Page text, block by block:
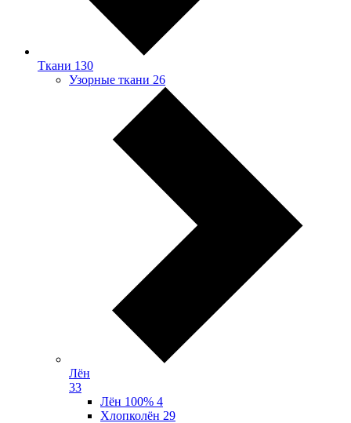
Ткани 130
Узорные ткани 26
Лён
33
Лён 100% 4
Хлопколён 29